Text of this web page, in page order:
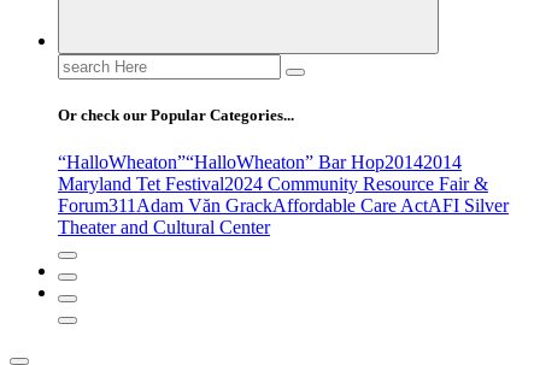
Search
for:
Or check our Popular Categories...
“HalloWheaton”“HalloWheaton” Bar Hop20142014
Maryland Tet Festival2024 Community Resource Fair &
Forum311 Adam Văn GrackAffordable Care ActAFI Silver
Theater and Cultural Center